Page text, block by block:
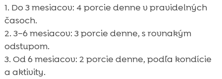
Do 3 mesiacov: 4 porcie denne v pravidelných
časoch.
3–6 mesiacov: 3 porcie denne, s rovnakým
odstupom.
Od 6 mesiacov: 2 porcie denne, podľa kondície
a aktivity.